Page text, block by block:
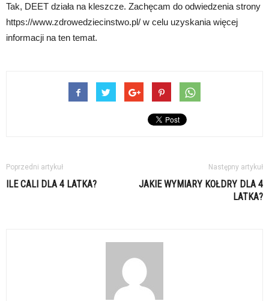
Tak, DEET działa na kleszcze. Zachęcam do odwiedzenia strony
https://www.zdrowedziecinstwo.pl/ w celu uzyskania więcej
informacji na ten temat.
Poprzedni artykuł
ILE CALI DLA 4 LATKA?
Następny artykuł
JAKIE WYMIARY KOŁDRY DLA 4
LATKA?